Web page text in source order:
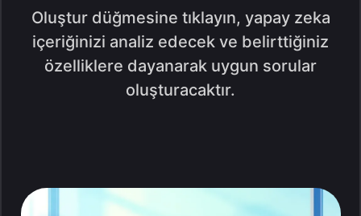
Oluştur düğmesine tıklayın, yapay zeka
içeriğinizi analiz edecek ve belirttiğiniz
özelliklere dayanarak uygun sorular
oluşturacaktır.